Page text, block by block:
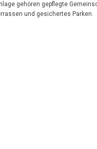
gehören gepflegte
und gesichertes Parken.